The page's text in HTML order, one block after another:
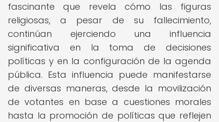
fascinante que revela cómo las figuras
religiosas, a pesar de su fallecimiento,
continúan ejerciendo una influencia
significativa en la toma de decisiones
políticas y en la configuración de la agenda
pública. Esta influencia puede manifestarse
de diversas maneras, desde la movilización
de votantes en base a cuestiones morales
hasta la promoción de políticas que reflejen